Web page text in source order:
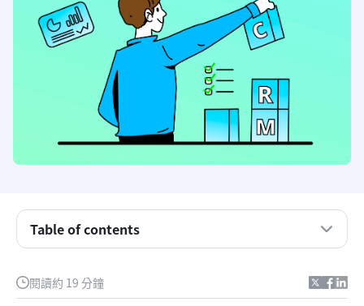
閱讀約 19 分鐘
Table of contents
如何在 Excel 中建立 CRM：逐步指南
限制 Excel CRM 的功能
試試 Lark：升級您的 CRM 的最佳選擇